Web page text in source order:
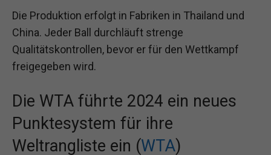
Die Produktion erfolgt in Fabriken in Thailand und
China. Jeder Ball durchläuft strenge
Qualitätskontrollen, bevor er für den Wettkampf
freigegeben wird.
Die WTA führte 2024 ein neues
Punktesystem für ihre
Weltrangliste ein (WTA)